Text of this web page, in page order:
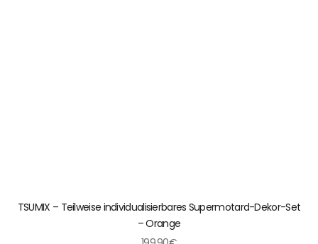
TSUMIX – Teilweise individualisierbares Supermotard-Dekor-Set
– Orange